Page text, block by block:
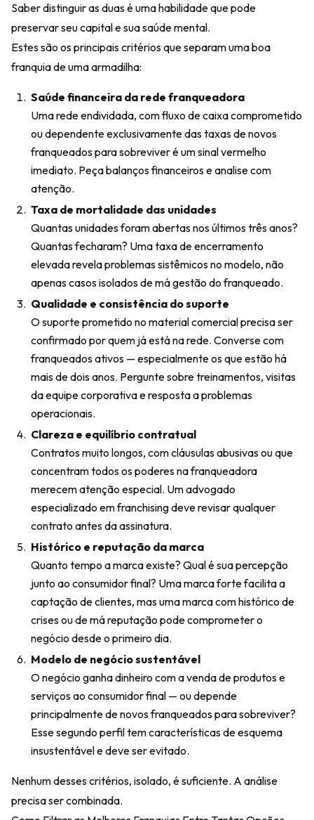
Saber distinguir as duas é uma habilidade que pode
preservar seu capital e sua saúde mental.
Estes são os principais critérios que separam uma boa
franquia de uma armadilha:
Saúde financeira da rede franqueadora
Uma rede endividada, com fluxo de caixa comprometido
ou dependente exclusivamente das taxas de novos
franqueados para sobreviver é um sinal vermelho
imediato. Peça balanços financeiros e analise com
atenção.
Taxa de mortalidade das unidades
Quantas unidades foram abertas nos últimos três anos?
Quantas fecharam? Uma taxa de encerramento
elevada revela problemas sistêmicos no modelo, não
apenas casos isolados de má gestão do franqueado.
Qualidade e consistência do suporte
O suporte prometido no material comercial precisa ser
confirmado por quem já está na rede. Converse com
franqueados ativos — especialmente os que estão há
mais de dois anos. Pergunte sobre treinamentos, visitas
da equipe corporativa e resposta a problemas
operacionais.
Clareza e equilíbrio contratual
Contratos muito longos, com cláusulas abusivas ou que
concentram todos os poderes na franqueadora
merecem atenção especial. Um advogado
especializado em franchising deve revisar qualquer
contrato antes da assinatura.
Histórico e reputação da marca
Quanto tempo a marca existe? Qual é sua percepção
junto ao consumidor final? Uma marca forte facilita a
captação de clientes, mas uma marca com histórico de
crises ou de má reputação pode comprometer o
negócio desde o primeiro dia.
Modelo de negócio sustentável
O negócio ganha dinheiro com a venda de produtos e
serviços ao consumidor final — ou depende
principalmente de novos franqueados para sobreviver?
Esse segundo perfil tem características de esquema
insustentável e deve ser evitado.
Nenhum desses critérios, isolado, é suficiente. A análise
precisa ser combinada.